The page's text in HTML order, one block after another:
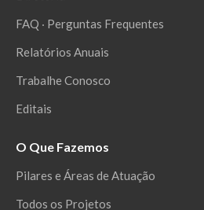
FAQ ‧ Perguntas Frequentes
Relatórios Anuais
Trabalhe Conosco
Editais
O Que Fazemos
Pilares e Áreas de Atuação
Todos os Projetos